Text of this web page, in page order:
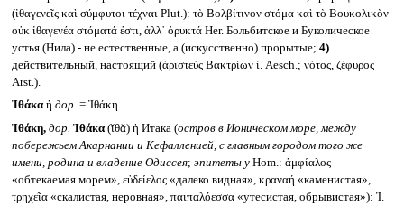
(ἰθαγενεῖς καὶ σύμφυτοι τέχναι Plut.): τὸ Βολβίτινον στόμα καὶ τὸ Βουκολικὸν
οὐκ ἰθαγενέα στόματά ἐστι, ἀλλ᾽ ὀρυκτά Her. Больбитское и Буколическое
устья (Нила) - не естественные, а (искусственно) прорытые; 4)
действительный, настоящий (ἀριστεὺς Βακτρίων ἰ. Aesch.; νότος, ζέφυρος
Arst.).
Ἰθάκα ἡ дор. = Ἰθάκη.
Ἰθάκη, дор. Ἰθάκα(ῐθᾰ) ἡ Итака (остров в Ионическом море, между
побережьем Акарнании и Кефалленией, с главным городом того же
имени, родина и владение Одиссея; эпитеты уHom.: ἀμφίαλος
«обтекаемая морем», εὐδείελος «далеко видная», κραναή «каменистая»,
τρηχεῖα «скалистая, неровная», παιπαλόεσσα «утесистая, обрывистая»): Ἰ.